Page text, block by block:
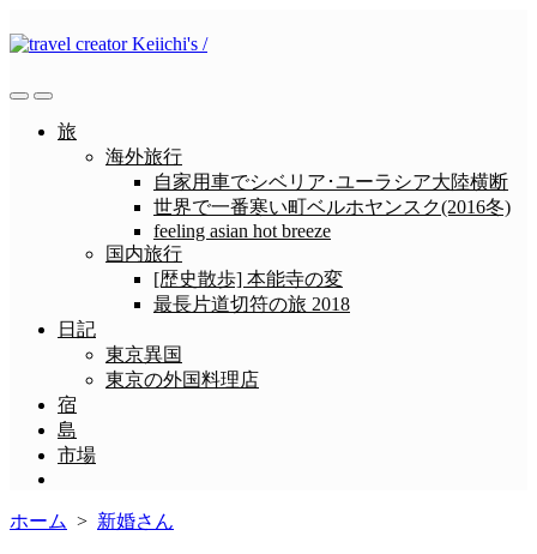
ン
ン
検
メ
ニ 旅
海外旅行
自家用車でシベリア･ユーラシア大陸横断
世界で一番寒い町ベルホヤンスク(2016冬)
feeling asian hot breeze
国内旅行
[歴史散歩] 本能寺の変
最長片道切符の旅 2018
日記
東京異国
東京の外国料理店
宿
島
市場
ュ
ホーム > 新婚さん